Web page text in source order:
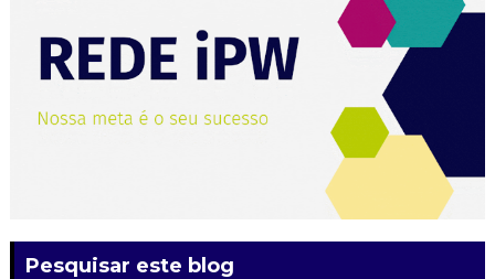
Pesquisar este blog